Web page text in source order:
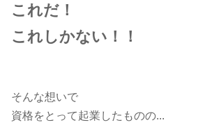
これだ！
これしかない！！
そんな想いで
資格をとって起業したものの...